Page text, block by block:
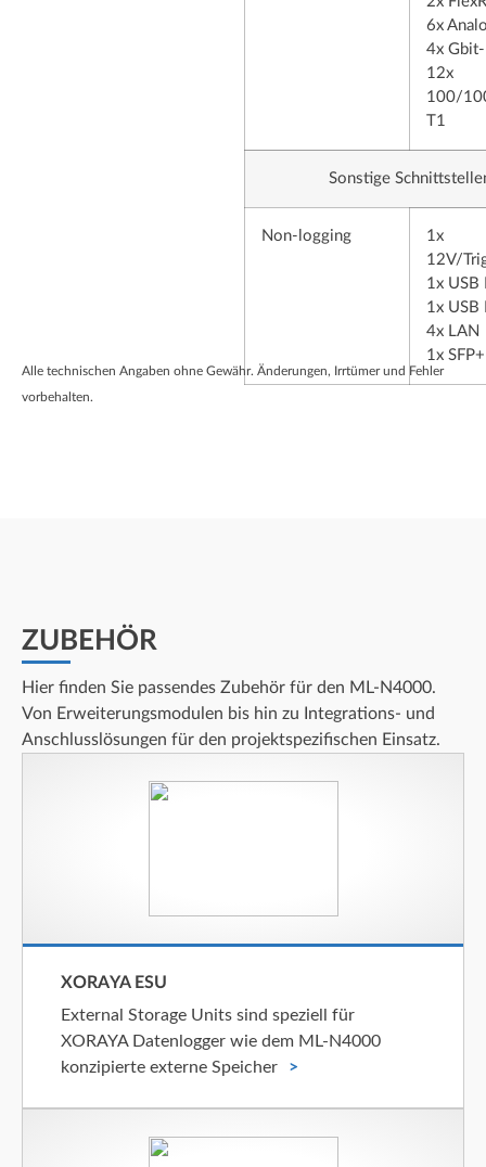
6x
4x
12x
100/
T1
Sonstige
Non-logging
1x
12V/
1x USB
1x USB
4x LAN
1x SFP+
Alle technischen Angaben ohne Gewähr. Änderungen, Irrtümer und Fehler
vorbehalten.
ZUBEHÖR
Hier finden Sie passendes Zubehör für den ML-N4000.
Von Erweiterungsmodulen bis hin zu Integrations- und
Anschlusslösungen für den projektspezifischen Einsatz.
XORAYA ESU
External Storage Units sind speziell für
XORAYA Datenlogger wie dem ML-N4000
konzipierte externe Speicher